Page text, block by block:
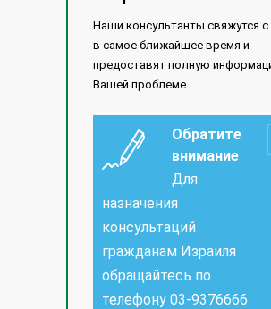
Наши консультанты свяжутся с
в самое ближайшее время и
предоставят полную
Вашей проблеме.
Обратите
внимание
Для
назначения
консультаций
гражданам Израиля
обращайтесь по
телефону 03-9376666